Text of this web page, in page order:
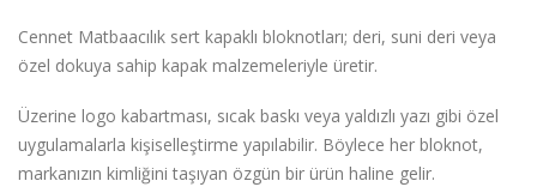
Cennet Matbaacılık sert kapaklı bloknotları; deri, suni deri veya
özel dokuya sahip kapak malzemeleriyle üretir.
Üzerine logo kabartması, sıcak baskı veya yaldızlı yazı gibi özel
uygulamalarla kişiselleştirme yapılabilir. Böylece her bloknot,
markanızın kimliğini taşıyan özgün bir ürün haline gelir.